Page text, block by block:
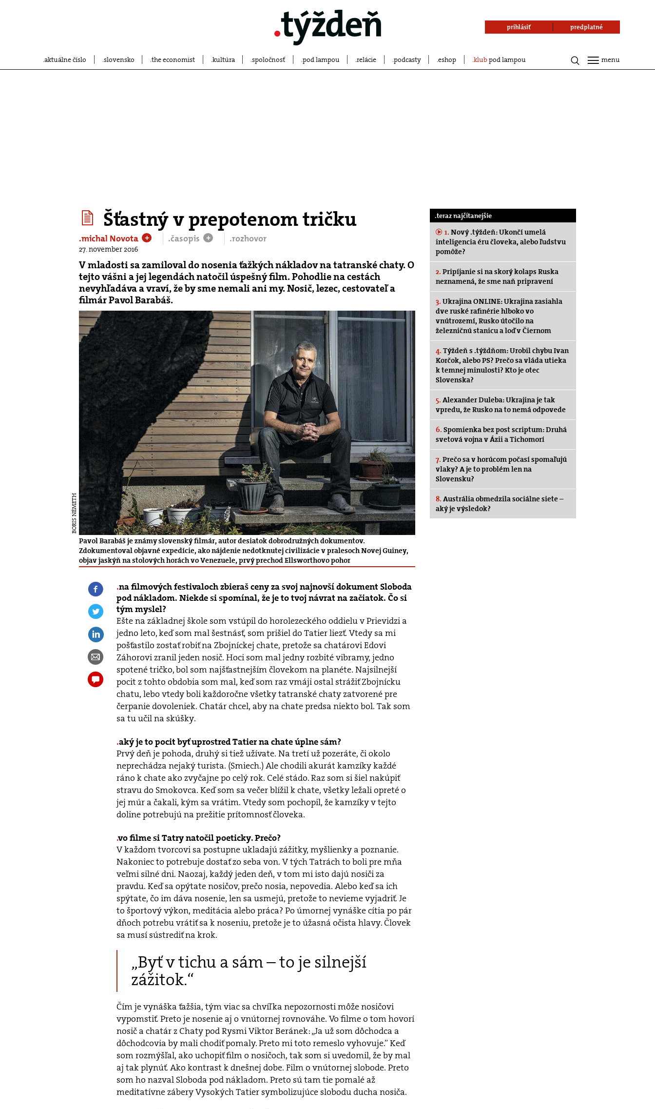
aktuálne číslo slovensko the economist kultúra spoločnosť pod lampou relácie podcasty eshop klubpod lampou
prihlásiť predplatné
menu
Šťastný v prepotenom tričku
.michal Novota + .časopis + .rozhovor
27. november 2016
V mladosti sa zamiloval do nosenia ťažkých nákladov na tatranské chaty. O
tejto vášni a jej legendách natočil úspešný film. Pohodlie na cestách
nevyhľadáva a vraví, že by sme nemali ani my. Nosič, lezec, cestovateľ a
filmár Pavol Barabáš.
BORIS NÉMETH
Pavol Barabáš je známy slovenský filmár, autor desiatok dobrodružných dokumentov.
Zdokumentoval objavné expedície, ako nájdenie nedotknutej civilizácie v pralesoch Novej Guiney,
objav jaskýň na stolových horách vo Venezuele, prvý prechod Ellsworthovo pohor
na filmových festivaloch zbieraš ceny za svoj najnovší dokument Sloboda
pod nákladom. Niekde si spomínal, že je to tvoj návrat na začiatok. Čo si
tým myslel?
Ešte na základnej škole som vstúpil do horolezeckého oddielu v Prievidzi a
jedno leto, keď som mal šestnásť, som prišiel do Tatier liezť. Vtedy sa mi
pošťastilo zostať robiť na Zbojníckej chate, pretože sa chatárovi Edovi
Záhorovi zranil jeden nosič. Hoci som mal jedny rozbité vibramy, jedno
spotené tričko, bol som najšťastnejším človekom na planéte. Najsilnejší
pocit z tohto obdobia som mal, keď som raz vmáji ostal strážiť Zbojnícku
chatu, lebo vtedy boli každoročne všetky tatranské chaty zatvorené pre
čerpanie dovoleniek. Chatár chcel, aby na chate predsa niekto bol. Tak som
sa tu učil na skúšky.
aký je to pocit byť uprostred Tatier na chate úplne sám?
Prvý deň je pohoda, druhý si tiež užívate. Na tretí už pozeráte, či okolo
neprechádza nejaký turista. (Smiech.) Ale chodili akurát kamzíky každé
ráno k chate ako zvyčajne po celý rok. Celé stádo. Raz som si šiel nakúpiť
stravu do Smokovca. Keď som sa večer blížil k chate, všetky ležali opreté o
jej múr a čakali, kým sa vrátim. Vtedy som pochopil, že kamzíky v tejto
doline potrebujú na prežitie prítomnosť človeka.
vo filme si Tatry natočil poeticky. Prečo?
V každom tvorcovi sa postupne ukladajú zážitky, myšlienky a poznanie.
Nakoniec to potrebuje dostať zo seba von. V tých Tatrách to boli pre mňa
veľmi silné dni. Naozaj, každý jeden deň, v tom mi isto dajú nosiči za
pravdu. Keď sa opýtate nosičov, prečo nosia, nepovedia. Alebo keď sa ich
spýtate, čo im dáva nosenie, len sa usmejú, pretože to nevieme vyjadriť. Je
to športový výkon, meditácia alebo práca? Po úmornej vynáške cítia po pár
dňoch potrebu vrátiť sa k noseniu, pretože je to úžasná očista hlavy. Človek
sa musí sústrediť na krok.
„Byť v tichu a sám – to je silnejší
zážitok.“
Čím je vynáška ťažšia, tým viac sa chvíľka nepozornosti môže nosičovi
vypomstiť. Preto je nosenie aj o vnútornej rovnováhe. Vo filme o tom hovorí
nosič a chatár z Chaty pod Rysmi Viktor Beránek: „Ja už som dôchodca a
dôchodcovia by mali chodiť pomaly. Preto mi toto remeslo vyhovuje.” Keď
som rozmýšľal, ako uchopiť film o nosičoch, tak som si uvedomil, že by mal
aj tak plynúť. Ako kontrast k dnešnej dobe. Film o vnútornej slobode. Preto
som ho nazval Sloboda pod nákladom. Preto sú tam tie pomalé až
meditatívne zábery Vysokých Tatier symbolizujúce slobodu ducha nosiča.
.teraz najčítanejšie
1. Nový .týždeň: Ukončí umelá
inteligencia éru človeka, alebo ľudstvu
pomôže?
2. Pripíjanie si na skorý kolaps Ruska
neznamená, že sme naň pripravení
3. Ukrajina ONLINE: Ukrajina zasiahla
dve ruské rafinérie hlboko vo
vnútrozemí, Rusko útočilo na
železničnú stanicu a loď v Čiernom
4. Týždeň s .týždňom: Urobil chybu Ivan
Korčok, alebo PS? Prečo sa vláda utieka
k temnej minulosti? Kto je otec
Slovenska?
5. Alexander Duleba: Ukrajina je tak
vpredu, že Rusko na to nemá odpovede
6. Spomienka bez post scriptum: Druhá
svetová vojna v Ázii a Tichomorí
7. Prečo sa v horúcom počasí spomaľujú
vlaky? A je to problém len na
Slovensku?
8. Austrália obmedzila sociálne siete –
aký je výsledok?